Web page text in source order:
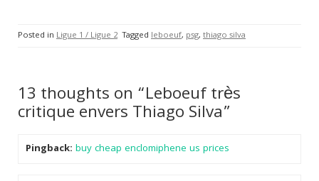
Posted in Ligue 1 / Ligue 2 Tagged leboeuf, psg, thiago silva
13 thoughts on “Leboeuf très
critique envers Thiago Silva”
Pingback: buy cheap enclomiphene us prices